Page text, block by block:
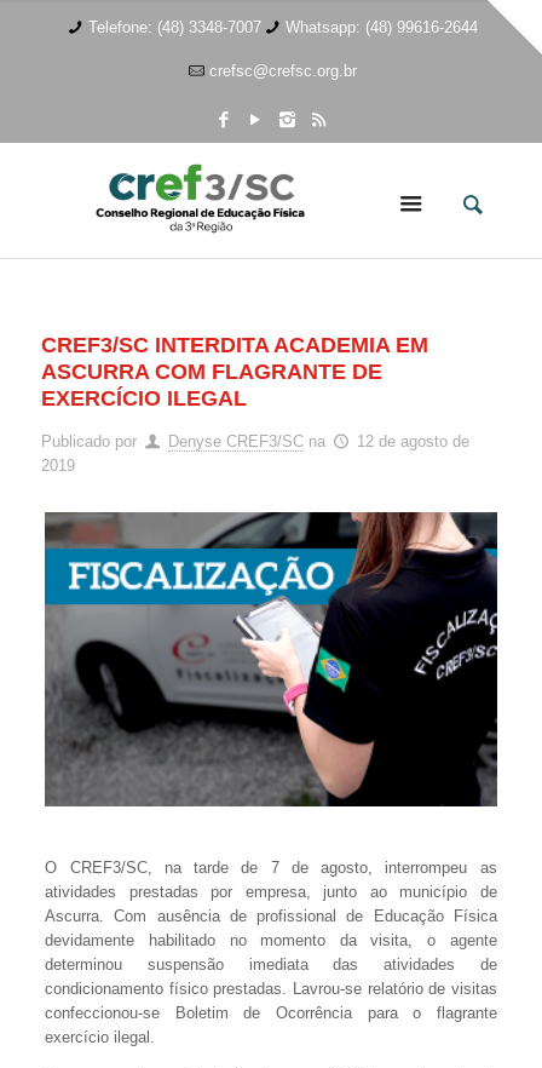
Telefone: (48) 3348-7007 Whatsapp: (48) 99616-2644
crefsc@crefsc.org.br
CREF3/SC INTERDITA ACADEMIA EM
ASCURRA COM FLAGRANTE DE
EXERCÍCIO ILEGAL
Publicado por Denyse CREF3/SC na
12 de agosto de
2019
O CREF3/SC, na tarde de 7 de agosto, interrompeu as
atividades prestadas por empresa, junto ao município de
Ascurra. Com ausência de profissional de Educação Física
devidamente habilitado no momento da visita, o agente
determinou suspensão imediata das atividades de
condicionamento físico prestadas. Lavrou-se relatório de visitas
confeccionou-se Boletim de Ocorrência para o flagrante
exercício ilegal.